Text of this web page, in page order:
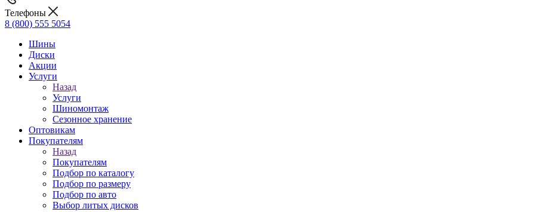
Телефоны
8 (800) 555 5054
Шины
Диски
Акции
Услуги
Назад
Услуги
Шиномонтаж
Сезонное хранение
Оптовикам
Покупателям
Назад
Покупателям
Подбор по каталогу
Подбор по размеру
Подбор по авто
Выбор литых дисков